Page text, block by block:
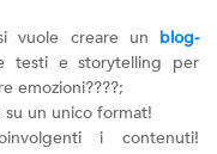
vuole creare un blog-
testi e storytelling per
emozioni????;
un unico format!
i contenuti!